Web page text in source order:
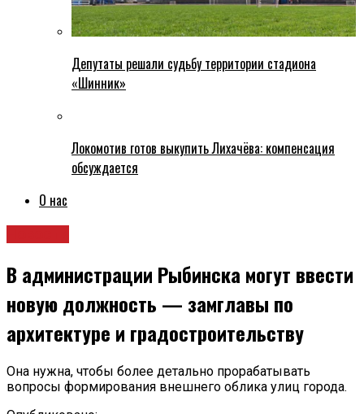
Депутаты решали судьбу территории стадиона
«Шинник»
Локомотив готов выкупить Лихачёва: компенсация
обсуждается
О нас
В администрации Рыбинска могут ввести
новую должность — замглавы по
архитектуре и градостроительству
Она нужна, чтобы более детально прорабатывать
вопросы формирования внешнего облика улиц города.